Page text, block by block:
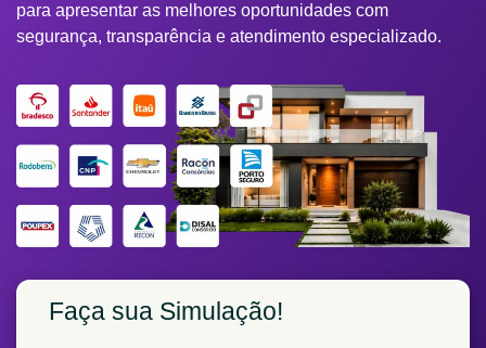
para apresentar as melhores oportunidades com
segurança, transparência e atendimento especializado.
Faça sua Simulação!